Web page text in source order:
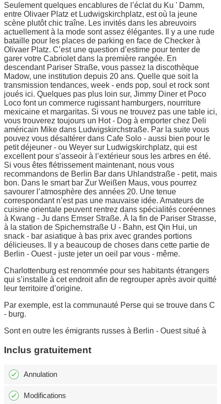
Seulement quelques encablures de l’éclat du Ku ' Damm,
entre Olivaer Platz et Ludwigskirchplatz, est où la jeune
scène plutôt chic traîne. Les invités dans les abreuvoirs
actuellement à la mode sont assez élégantes. Il y a une rude
bataille pour les places de parking en face de Checker à
Olivaer Platz. C’est une question d’estime pour tenter de
garer votre Cabriolet dans la première rangée. En
descendant Pariser Straße, vous passez la discothèque
Madow, une institution depuis 20 ans. Quelle que soit la
transmission tendances, week - ends pop, soul et rock sont
joués ici. Quelques pas plus loin sur, Jimmy Diner et Poco
Loco font un commerce rugissant hamburgers, nourriture
mexicaine et margaritas. Si vous ne trouvez pas une table ici,
vous trouverez toujours un Hot - Dog à emporter chez Deli
américain Mike dans Ludwigskirchstraße. Par la suite vous
pouvez vous désaltérer dans Cafe Solo - aussi bien pour le
petit déjeuner - ou Weyer sur Ludwigskirchplatz, qui est
excellent pour s’asseoir à l’extérieur sous les arbres en été.
Si vous êtes flétrissement maintenant, nous vous
recommandons de Berlin Bar dans Uhlandstraße - petit, mais
bon. Dans le smart bar Zur Weißen Maus, vous pourrez
savourer l’atmosphère des années 20. Une tenue
correspondant n’est pas une mauvaise idée. Amateurs de
cuisine orientale peuvent rentrez dans spécialités coréennes
à Kwang - Ju dans Emser Straße. À la fin de Pariser Strasse,
à la station de Spichernstraße U - Bahn, est Qin Hui, un
snack - bar asiatique à bas prix avec grandes portions
délicieuses. Il y a beaucoup de choses dans cette partie de
Berlin - Ouest - juste jeter un oeil par vous - même.
Charlottenburg est renommée pour ses habitants étrangers
qui s’installe à cet endroit afin de regrouper après avoir quitté
leur territoire d’origine.
Par exemple, est la communauté Perse qui se trouve dans C
- burg.
Sont en outre les émigrants russes à Berlin - Ouest situé à
Inclus gratuitement
Annulation
Modifications